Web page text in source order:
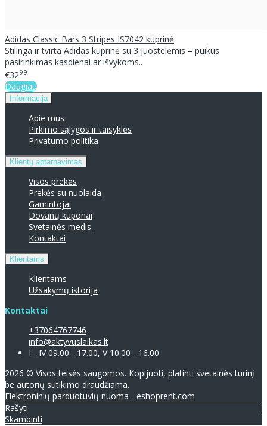
Adidas Classic Bars 3 Stripes IS7042 kuprinė
Stilinga ir tvirta Adidas kuprinė su 3 juostelėmis – puikus
pasirinkimas kasdienai ar išvykoms..
€3299
Daugiau
Informacija
Apie mus
Pirkimo sąlygos ir taisyklės
Privatumo politika
Klientų aptarnavimas
Visos prekės
Prekės su nuolaida
Gamintojai
Dovanų kuponai
Svetainės medis
Kontaktai
Klientams
Klientams
Užsakymų istorija
Kontaktai
+37064767746
info@aktyvuslaikas.lt
I - IV 09.00 - 17.00, V 10.00 - 16.00
2026 © Visos teisės saugomos. Kopijuoti, platinti svetainės turinį
be autorių sutikimo draudžiama.
Elektroninių parduotuvių nuoma - eshoprent.com
Rašyti
Skambinti